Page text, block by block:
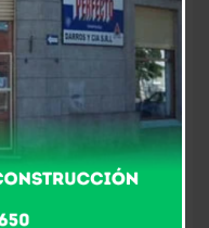
la puerta del bunker
sentir
estuvo
de extranjeros,
Gelené (Frente
Alejandro (Juntos por
Federal).